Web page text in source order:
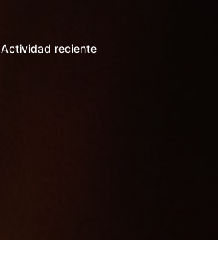
Actividad reciente